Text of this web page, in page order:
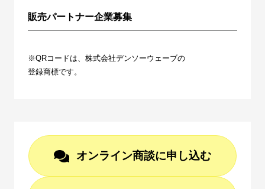
販売パートナー企業募集
※QRコードは、株式会社デンソーウェーブの
登録商標です。
オンライン商談に申し込む